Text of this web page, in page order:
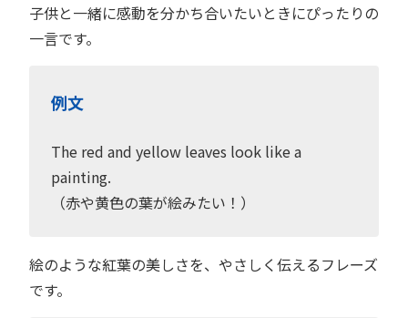
子供と一緒に感動を分かち合いたいときにぴったりの
一言です。
例文
The red and yellow leaves look like a
painting.
（赤や黄色の葉が絵みたい！）
絵のような紅葉の美しさを、やさしく伝えるフレーズ
です。